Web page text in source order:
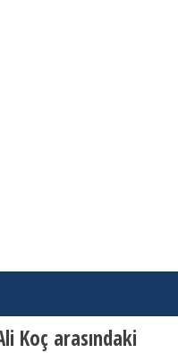
Koç arasındaki